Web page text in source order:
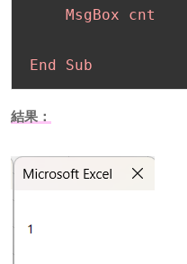
    MsgBox cnt
End Sub
結果：